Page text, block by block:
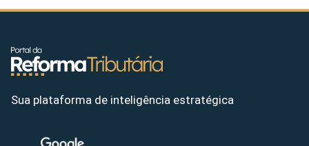
Sua plataforma de inteligência estratégica